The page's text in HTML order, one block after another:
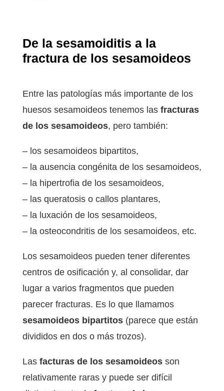
De la sesamoiditis a la
fractura de los sesamoideos
Entre las patologías más importante de los
huesos sesamoideos tenemos las fracturas
de los sesamoideos, pero también:
– los sesamoideos bipartitos,
– la ausencia congénita de los sesamoideos,
– la hipertrofia de los sesamoideos,
– las queratosis o callos plantares,
– la luxación de los sesamoideos,
– la osteocondritis de los sesamoideos, etc.
Los sesamoideos pueden tener diferentes
centros de osificación y, al consolidar, dar
lugar a varios fragmentos que pueden
parecer fracturas. Es lo que llamamos
sesamoideos bipartitos(parece que están
divididos en dos o más trozos).
Las facturas de los sesamoideosson
relativamente raras y puede ser difícil